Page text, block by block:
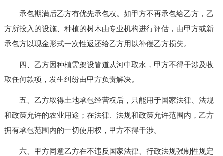
承包期满后乙方有优先承包权。如甲方不再承包给乙方，乙
方所投入的设施、种植的树木由专业机构进行评估，由甲方或新
承包方以现金形式一次性返还给乙方用以补偿乙方损失。
四、乙方因种植需架设管道从河中取水，甲方不得干涉及收
取任何款项，发生纠纷由甲方负责解决。
五、乙方取得土地承包经营权后，只能用于国家法律、法规
和政策允许的农业用途；在法律、法规和政策允许范围内，乙方
拥有承包范围内的一切使用权，甲方不得干涉。
六、甲方同意乙方在不违反国家法律、行政法规强制性规定